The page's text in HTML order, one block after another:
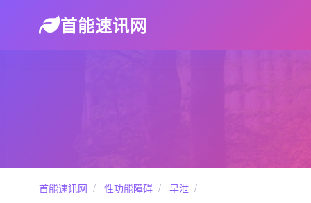
首能速讯网
首能速讯网 / 性功能障碍 / 早泄 /